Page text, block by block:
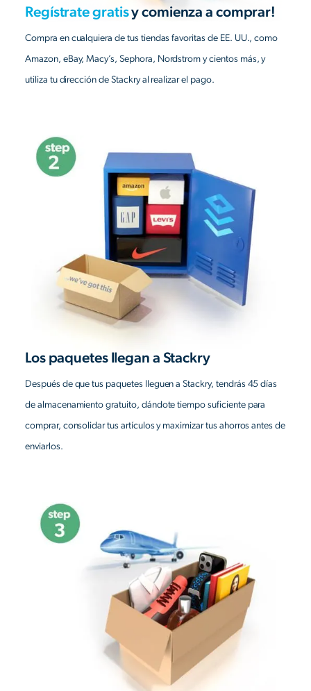
Regístrate gratisy comienza a comprar!
Compra en cualquiera de tus tiendas favoritas de EE. UU., como
Amazon, eBay, Macy’s, Sephora, Nordstrom y cientos más, y
utiliza tu dirección de Stackry al realizar el pago.
Los paquetes llegan a Stackry
Después de que tus paquetes lleguen a Stackry, tendrás 45 días
de almacenamiento gratuito, dándote tiempo suficiente para
comprar, consolidar tus artículos y maximizar tus ahorros antes de
enviarlos.